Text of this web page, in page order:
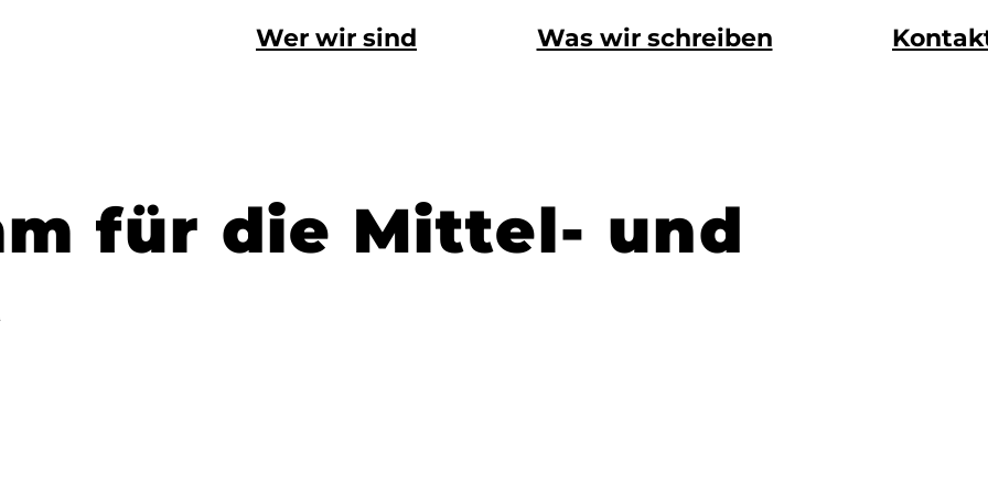
Wer wir sind Was wir schreiben
für die Mittel- und